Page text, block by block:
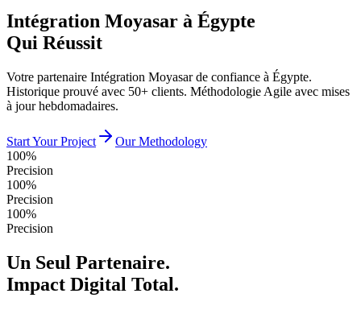
Intégration Moyasar à Égypte
Qui Réussit
Votre partenaire Intégration Moyasar de confiance à Égypte.
Historique prouvé avec 50+ clients. Méthodologie Agile avec mises
à jour hebdomadaires.
Start Your Project
Our Methodology
100%
Precision
100%
Precision
100%
Precision
Un Seul Partenaire.
Impact Digital Total.